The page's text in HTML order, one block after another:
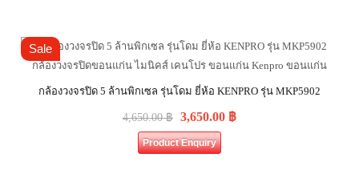
Sale
กล้องวงจรปิด 5 ล้านพิกเซล รุ่นโดม ยี่ห้อ KENPRO รุ่น MKP5902
4,650.00฿ 3,650.00 ฿
Product Enquiry